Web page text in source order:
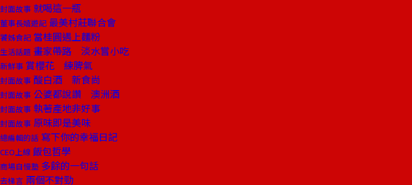
封面故事 就喝這一瓶
董事長嬉遊記 最美村莊聯合會
饕姊食記 當桂圓遇上麵粉
生活話題 畫家帶路 淡水嘗小吃
新鮮事 賞櫻花 練脾氣
封面故事 酸白酒 新食尚
封面故事 公婆都說讚 澳洲酒
封面故事 執著產地非好事
封面故事 原味即是美味
總編輯的話 寫下你的幸福日記
CEO上線 飯包哲學
商場自慢塾 多餘的一句話
去梯言 兩個不對勁